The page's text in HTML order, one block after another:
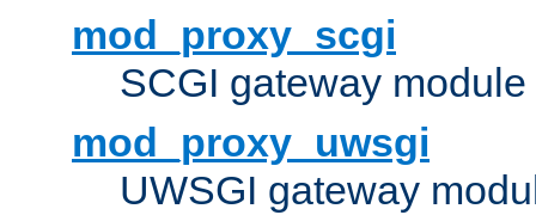
mod_proxy_scgi
SCGI gateway
mod_proxy_uwsgi
UWSGI gateway